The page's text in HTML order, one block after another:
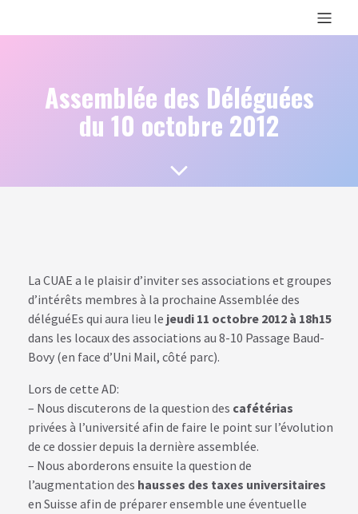
Assemblée des Déléguées
du 10 octobre 2012
La CUAE a le plaisir d’inviter ses associations et groupes
d’intérêts membres à la prochaine Assemblée des
déléguéEs qui aura lieu le jeudi 11 octobre 2012 à 18h15
dans les locaux des associations au 8-10 Passage Baud-
Bovy (en face d’Uni Mail, côté parc).
Lors de cette AD:
– Nous discuterons de la question des cafétérias
privées à l’université afin de faire le point sur l’évolution
de ce dossier depuis la dernière assemblée.
– Nous aborderons ensuite la question de
l’augmentation des hausses des taxes universitaires
en Suisse afin de préparer ensemble une éventuelle